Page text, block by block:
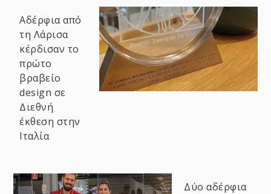
Αδέρφια από
τη Λάρισα
κέρδισαν το
πρώτο
βραβείο
design σε
Διεθνή
έκθεση στην
Ιταλία
Δύο αδέρφια